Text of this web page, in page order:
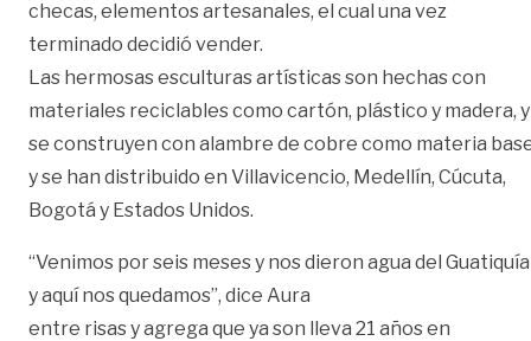
checas, elementos artesanales, el cual una vez
terminado decidió vender.
Las hermosas esculturas artísticas son hechas con
materiales reciclables como cartón, plástico y madera, y
se construyen con alambre de cobre como materia
y se han distribuido en Villavicencio, Medellín, Cúcuta,
Bogotá y Estados Unidos.
“Venimos por seis meses y nos dieron agua del Guatiquía
y aquí nos quedamos”, dice Aura
entre risas y agrega que ya son lleva 21 años en